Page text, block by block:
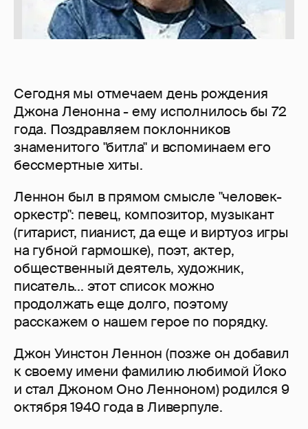
Сегодня мы отмечаем день рождения
Джона Ленонна - ему исполнилось бы 72
года. Поздравляем поклонников
знаменитого "битла" и вспоминаем его
бессмертные хиты.
Леннон был в прямом смысле "человек-
оркестр": певец, композитор, музыкант
(гитарист, пианист, да еще и виртуоз игры
на губной гармошке), поэт, актер,
общественный деятель, художник,
писатель... этот список можно
продолжать еще долго, поэтому
расскажем о нашем герое по порядку.
Джон Уинстон Леннон (позже он добавил
к своему имени фамилию любимой Йоко
и стал Джоном Оно Ленноном) родился 9
октября 1940 года в Ливерпуле.